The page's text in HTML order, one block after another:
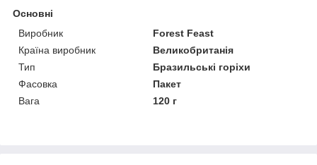
Основні
Виробник
Forest Feast
Країна виробник
Великобританія
Тип
Бразильські горіхи
Фасовка
Пакет
Вага
120 г